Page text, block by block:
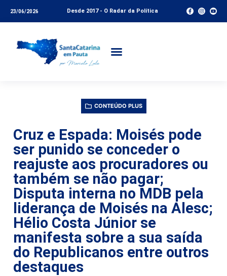
23/06/2026 Desde 2017 - O Radar da Política
CONTEÚDO PLUS
Cruz e Espada: Moisés pode
ser punido se conceder o
reajuste aos procuradores ou
também se não pagar;
Disputa interna no MDB pela
liderança de Moisés na Alesc;
Hélio Costa Júnior se
manifesta sobre a sua saída
do Republicanos entre outros
destaques